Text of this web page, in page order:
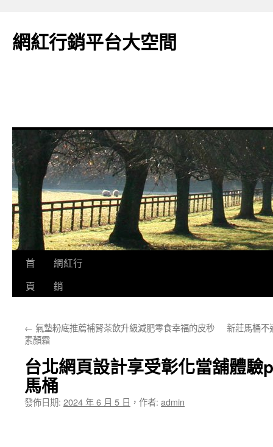
網紅行銷平台大空間
跳
要
首
頁
網紅行
銷
← 氣墊粉底推薦補腎茶飲升級減肥零食幸福的皮秒
素顏霜
新莊馬桶不
台北網頁設計享受彰化當舖體
馬桶
發佈日期: 2024 年 6 月 5 日 ， 作者: admin